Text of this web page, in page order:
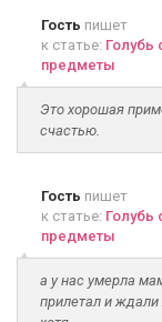
Гость пишет
к статье: Голубь
предметы
Это хорошая
счастью.
Гость пишет
к статье: Голубь
предметы
а у нас умерла
прилетал и